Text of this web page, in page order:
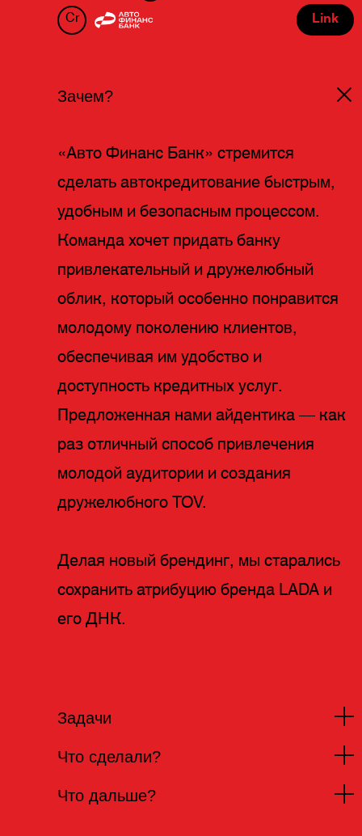
Cr
Link
Зачем?
«Авто Финанс Банк» стремится
сделать автокредитование быстрым,
удобным и безопасным процессом.
Команда хочет придать банку
привлекательный и дружелюбный
облик, который особенно понравится
молодому поколению клиентов,
обеспечивая им удобство и
доступность кредитных услуг.
Предложенная нами айдентика — как
раз отличный способ привлечения
молодой аудитории и создания
дружелюбного TOV.
Делая новый брендинг, мы старались
сохранить атрибуцию бренда LADA и
его ДНК.
Задачи
Банк делает ставку на работу через
мобильное приложение и партнерские
Что сделали?
Мы создали логотип, состоящий из
Что дальше?